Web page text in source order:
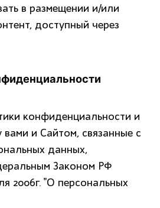
в размещении и/или
доступный через
конфиденциальности и
и Сайтом, связанные с
данных,
Законом РФ
2006г. "О персональных